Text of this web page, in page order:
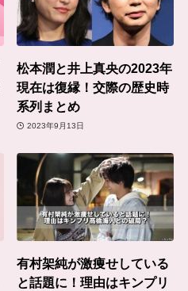
松本潤と井上真央の2023年
現在は復縁！交際の歴史時
系列まとめ
2023年9月13日
有村架純が激痩せしている
と話題に！理由はキンプリ